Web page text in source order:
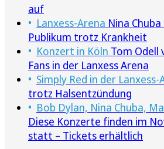
auf
Lanxess-Arena Nina
Publikum trotz Krankheit
Konzert in Köln Tom Odell
Fans in der Lanxess Arena
Simply Red in der Lanxess-
trotz Halsentzündung
Bob Dylan, Nina Chuba,
Diese Konzerte finden im
statt – Tickets erhältlich